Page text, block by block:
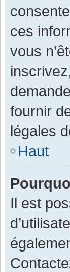
ces
vous
fournir
légales
Haut
Il est